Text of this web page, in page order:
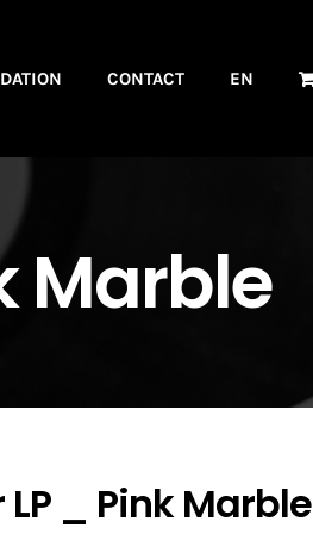
CONTACT EN
Marble
_ Pink Marble